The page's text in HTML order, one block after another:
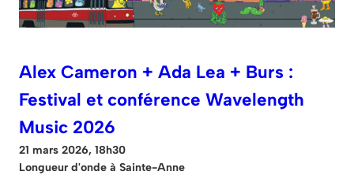
Alex Cameron + Ada Lea + Burs :
Festival et conférence Wavelength
Music 2026
21 mars 2026, 18h30
Longueur d'onde à Sainte-Anne